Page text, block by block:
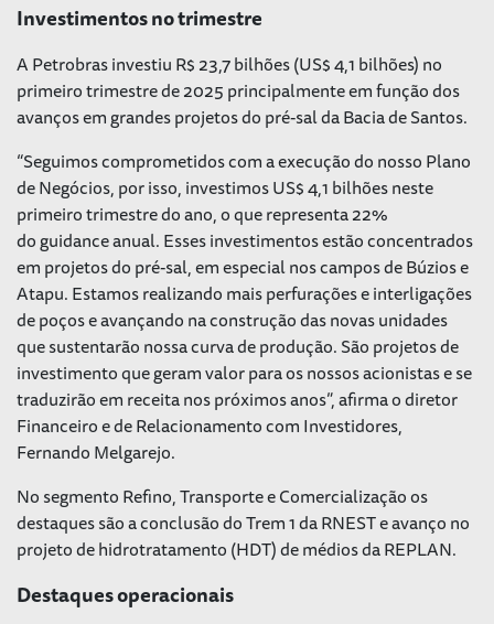
Investimentos no trimestre
A Petrobras investiu R$ 23,7 bilhões (US$ 4,1 bilhões) no
primeiro trimestre de 2025 principalmente em função dos
avanços em grandes projetos do pré-sal da Bacia de Santos.
“Seguimos comprometidos com a execução do nosso Plano
de Negócios, por isso, investimos US$ 4,1 bilhões neste
primeiro trimestre do ano, o que representa 22%
doguidanceanual. Esses investimentos estão concentrados
em projetos do pré-sal, em especial nos campos de Búzios e
Atapu. Estamos realizando mais perfurações e interligações
de poços e avançando na construção das novas unidades
que sustentarão nossa curva de produção. São projetos de
investimento que geram valor para os nossos acionistas e se
traduzirão em receita nos próximos anos”, afirma o diretor
Financeiro e de Relacionamento com Investidores,
Fernando Melgarejo.
No segmento Refino, Transporte e Comercialização os
destaques são a conclusão do Trem 1 da RNEST e avanço no
projeto de hidrotratamento (HDT) de médios da REPLAN.
Destaques operacionais